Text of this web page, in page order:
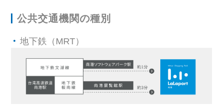
公共交通機関の種別
地下鉄（MRT）